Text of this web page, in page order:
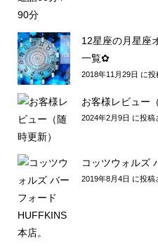
12星座の月星座
一覧✿
2018年11月29日 に投
お客様レビュー
2024年2月9日 に投稿
コッツウォルズ
2019年8月4日 に投稿